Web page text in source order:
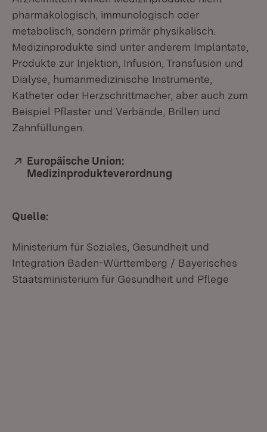
pharmakologisch, immunologisch oder
metabolisch, sondern primär physikalisch.
Medizinprodukte sind unter anderem Implantate,
Produkte zur Injektion, Infusion, Transfusion und
Dialyse, humanmedizinische Instrumente,
Katheter oder Herzschrittmacher, aber auch zum
Beispiel Pflaster und Verbände, Brillen und
Zahnfüllungen.
Extern:
Europäische Union:
Medizinprodukteverordnung
Quelle:
Ministerium für Soziales, Gesundheit und
Integration Baden-Württemberg / Bayerisches
Staatsministerium für Gesundheit und Pflege